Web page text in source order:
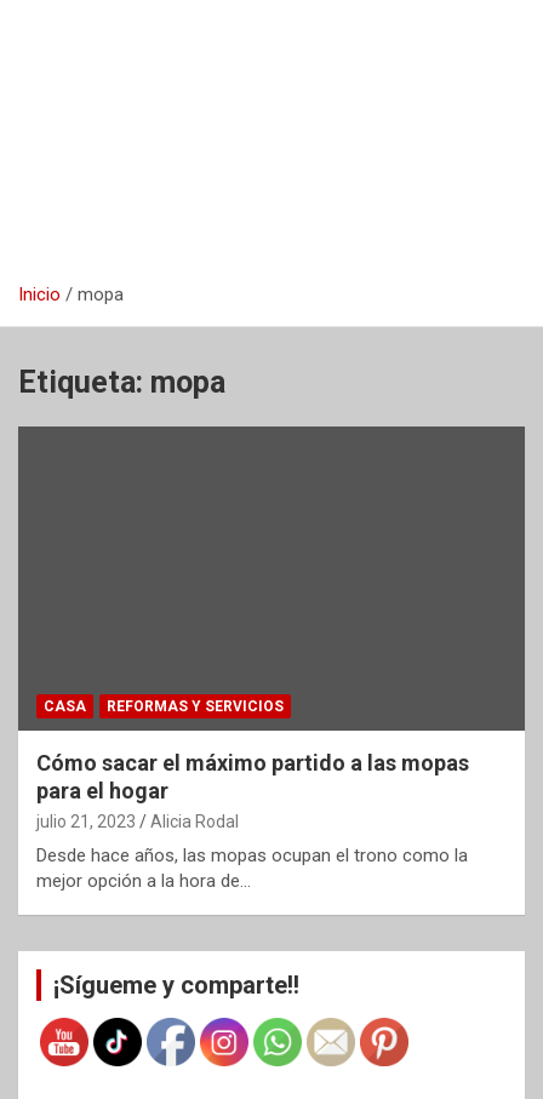
Inicio mopa
Etiqueta: mopa
CASA REFORMAS Y SERVICIOS
Cómo sacar el máximo partido a las mopas
para el hogar
julio 21, 2023 Alicia Rodal
Desde hace años, las mopas ocupan el trono como la
mejor opción a la hora de…
¡Sígueme y comparte!!